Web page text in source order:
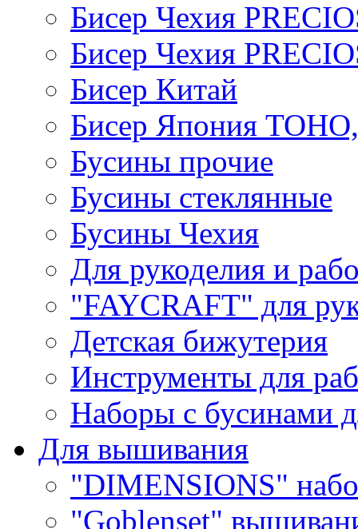
Бисер Чехия
Бисер Чехия
Бисер Китай
Бисер Япония
Бусины прочие
Бусины стеклянные
Бусины Чехия
Для рукоделия и
"FAYCRAFT" для
Детская бижутерия
Инструменты для
Наборы с бусинами
Для вышивания
"DIMENSIONS"
"Goblenset"